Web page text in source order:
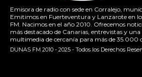
Emisora de radio con sede en Corralejo,
Emitimos en Fuerteventura y Lanzarote en
FM. Nacimos en el año 2010. Ofrecemos
más destacado de Canarias, entrevistas y
multimedia de cercanía para más de 35.000
DUNAS FM 2010 - 2025 - Todos los Derechos